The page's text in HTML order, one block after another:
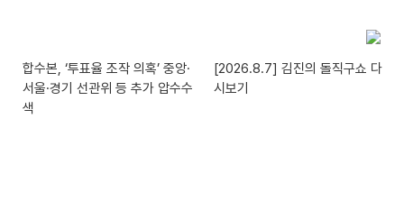
합수본, ‘투표율 조작 의혹’ 중앙·
서울·경기 선관위 등 추가 압수수
색
[2026.8.7] 김진의 돌직구쇼 다
시보기